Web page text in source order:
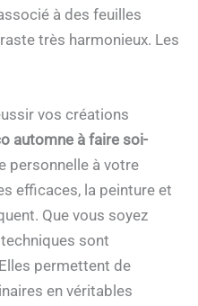
à des feuilles
très harmonieux. Les
vos créations
automne à faire soi-
personnelle à votre
efficaces, la peinture et
Que vous soyez
sont
permettent de
en véritables